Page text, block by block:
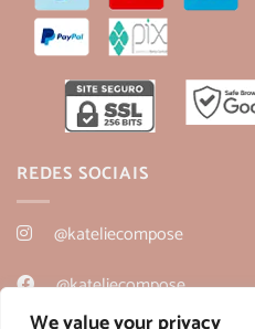
REDES SOCIAIS
@kateliecompose
@kateliecompose